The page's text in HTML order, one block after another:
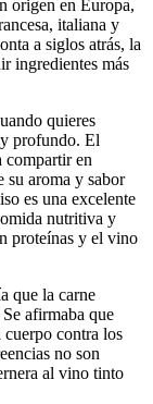
origen en Europa,
italiana y
a siglos atrás, la
ingredientes más
quieres
profundo. El
compartir en
su aroma y sabor
es una excelente
nutritiva y
proteínas y el vino
que la carne
afirmaba que
cuerpo contra los
no son
al vino tinto